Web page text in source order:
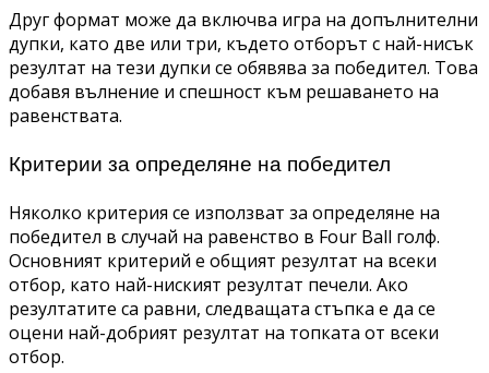
Друг формат може да включва игра на допълнителни
дупки, като две или три, където отборът с най-нисък
резултат на тези дупки се обявява за победител. Това
добавя вълнение и спешност към решаването на
равенствата.
Критерии за определяне на победител
Няколко критерия се използват за определяне на
победител в случай на равенство в Four Ball голф.
Основният критерий е общият резултат на всеки
отбор, като най-ниският резултат печели. Ако
резултатите са равни, следващата стъпка е да се
оцени най-добрият резултат на топката от всеки
отбор.